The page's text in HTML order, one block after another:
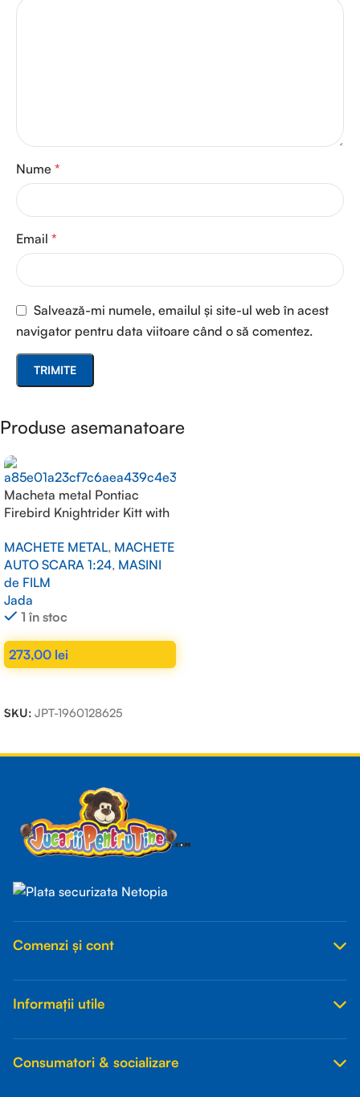
Nume *
Email *
Salvează-mi numele, emailul și site-ul web în acest
navigator pentru data viitoare când o să comentez.
Produse asemanatoare
Macheta metal Pontiac
Firebird Knightrider Kitt with
hood, black 1/24
MACHETE METAL, MACHETE
AUTO SCARA 1:24, MASINI
de FILM
Jada
1 în stoc
273,00 lei
SKU: JPT-1960128625
Comenzi și cont
Informații utile
Consumatori & socializare